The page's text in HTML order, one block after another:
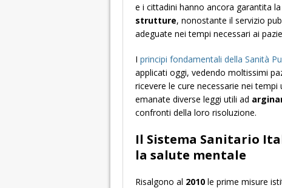
e i cittadini hanno ancora garantita
strutture, nonostante il servizio
adeguate nei tempi necessari ai
I principi fondamentali della Sanità
applicati oggi, vedendo moltissimi
ricevere le cure necessarie nei
emanate diverse leggi utili ad
confronti della loro risoluzione.
Il Sistema Sanitario
la salute mentale
Risalgono al 2010 le prime misure